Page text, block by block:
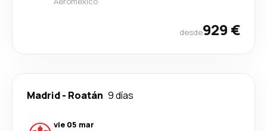
desde929 €
Madrid- Roatán 9 días
vie 05 mar